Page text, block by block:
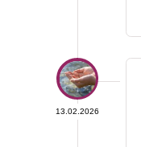
13.02.2026